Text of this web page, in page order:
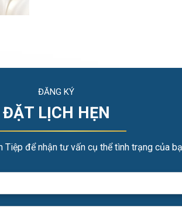
ĐĂNG KÝ
ĐẶT LỊCH HẸN
Tiệp để nhận tư vấn cụ thể tình trạng của